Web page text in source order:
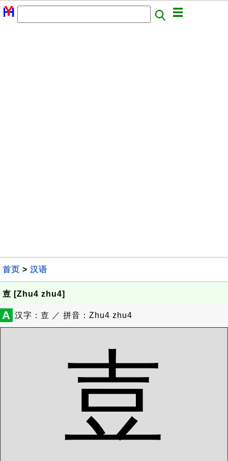
首页 > 汉语
壴 [Zhu4 zhu4]
A 汉字：壴 ／ 拼音：Zhu4 zhu4
壴